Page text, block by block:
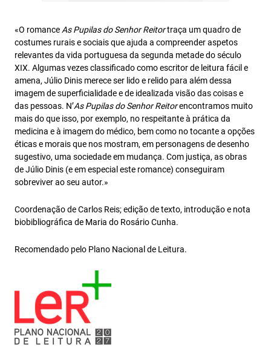
«O romance As Pupilas do Senhor Reitortraça um quadro de
costumes rurais e sociais que ajuda a compreender aspetos
relevantes da vida portuguesa da segunda metade do século
XIX. Algumas vezes classificado como escritor de leitura fácil e
amena, Júlio Dinis merece ser lido e relido para além dessa
imagem de superficialidade e de idealizada visão das coisas e
das pessoas. N’As Pupilas do Senhor Reitorencontramos muito
mais do que isso, por exemplo, no respeitante à prática da
medicina e à imagem do médico, bem como no tocante a opções
éticas e morais que nos mostram, em personagens de desenho
sugestivo, uma sociedade em mudança. Com justiça, as obras
de Júlio Dinis (e em especial este romance) conseguiram
sobreviver ao seu autor.»
Coordenação de Carlos Reis; edição de texto, introdução e nota
biobibliográfica de Maria do Rosário Cunha.
Recomendado pelo Plano Nacional de Leitura.